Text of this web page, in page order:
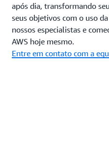
Por fim, Duarte também
identificar tendências e
do padrão de compra do
comportamento. “Será
produtos têm maior
após dia, transformando
seus objetivos com o uso
nossos especialistas e
AWS hoje mesmo.
Entre em contato com a